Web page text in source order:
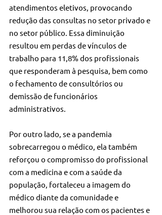
atendimentos eletivos, provocando
redução das consultas no setor privado e
no setor público. Essa diminuição
resultou em perdas de vínculos de
trabalho para 11,8% dos profissionais
que responderam à pesquisa, bem como
o fechamento de consultórios ou
demissão de funcionários
administrativos.
Por outro lado, se a pandemia
sobrecarregou o médico, ela também
reforçou o compromisso do profissional
com a medicina e com a saúde da
população, fortaleceu a imagem do
médico diante da comunidade e
melhorou sua relação com os pacientes e